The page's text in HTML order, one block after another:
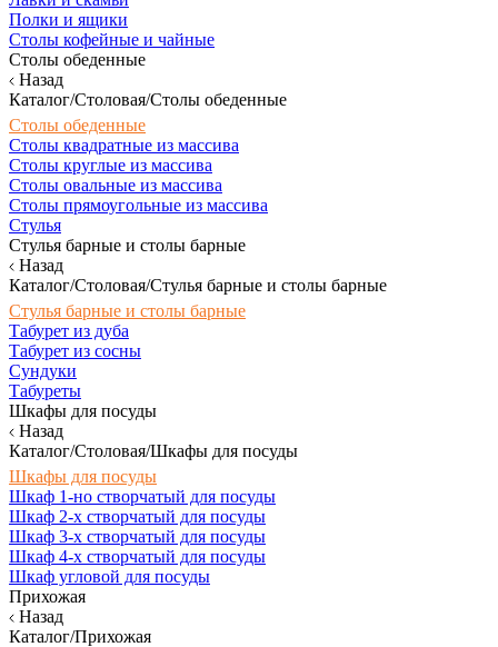
Полки и ящики
Столы кофейные и чайные
Столы обеденные
Назад
Каталог/Столовая/Столы обеденные
Столы обеденные
Столы квадратные из массива
Столы круглые из массива
Столы овальные из массива
Столы прямоугольные из массива
Стулья
Стулья барные и столы барные
Назад
Каталог/Столовая/Стулья барные и столы барные
Стулья барные и столы барные
Табурет из дуба
Табурет из сосны
Сундуки
Табуреты
Шкафы для посуды
Назад
Каталог/Столовая/Шкафы для посуды
Шкафы для посуды
Шкаф 1-но створчатый для посуды
Шкаф 2-х створчатый для посуды
Шкаф 3-х створчатый для посуды
Шкаф 4-х створчатый для посуды
Шкаф угловой для посуды
Прихожая
Назад
Каталог/Прихожая